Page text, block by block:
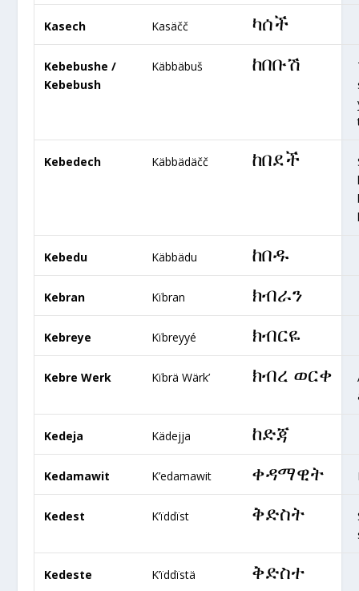
Kasech Kasäčč ካሰች
Kebebushe /
Kebebush
Käbbäbuš ከበቡሽ
Kebedech Käbbädäčč ከበደች
Kebedu Käbbädu ከበዱ
Kebran Kïbran ክብራን
Kebreye Kïbreyyé ክብርዬ
Kebre Werk Kïbrä Wärk’ ክብረ ወርቀ
Kedeja Kädejja ከድጃ
Kedamawit K’edamawit ቀዳማዊት
Kedest K’ïddïst ቅድስት
Kedeste K’ïddïstä ቅድስተ